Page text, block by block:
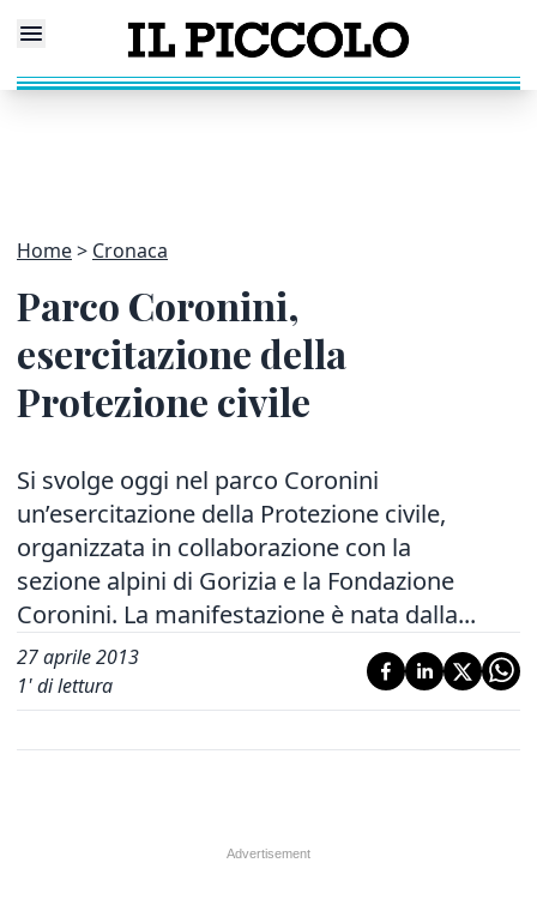
Home Cronaca
Parco Coronini,
esercitazione della
Protezione civile
Si svolge oggi nel parco Coronini
un’esercitazione della Protezione civile,
organizzata in collaborazione con la
sezione alpini di Gorizia e la Fondazione
Coronini. La manifestazione è nata dalla...
27 aprile 2013
1' di lettura